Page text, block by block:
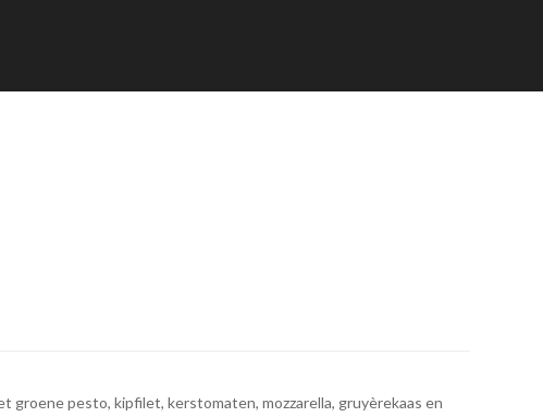
groene pesto, kipfilet, kerstomaten, mozzarella, gruyèrekaas en